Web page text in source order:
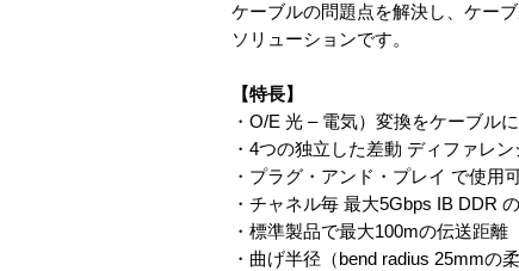
ケーブルの問題点を解決し、ケー
ソリューションです。
【特長】
・O/E 光 – 電気）変換をケーブル
・4つの独立した差動 ディファレ
・プラグ・アンド・プレイ で使用
・チャネル毎 最大5Gbps IB DDR
・標準製品で最大100mの伝送距離
・曲げ半径（bend radius 25mmの